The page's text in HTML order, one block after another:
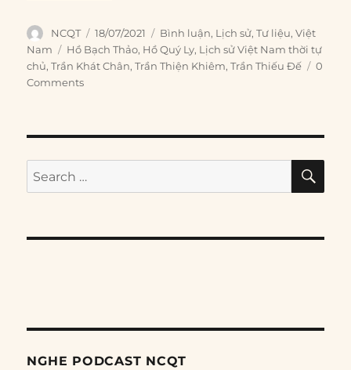
Author
NCQT
Posted
on
18/07/2021 Categories
Bình luận, Lịch sử,Tư liệu,Việt
Nam
Tags
Hồ Bạch Thảo, Hồ Quý Ly, Lịch sử Việt Nam thời tự
chủ,Trần Khát Chân,Trần Thiện Khiêm,Trần Thiếu Đế
0
Comments
Search
for:
NGHE PODCAST NCQT